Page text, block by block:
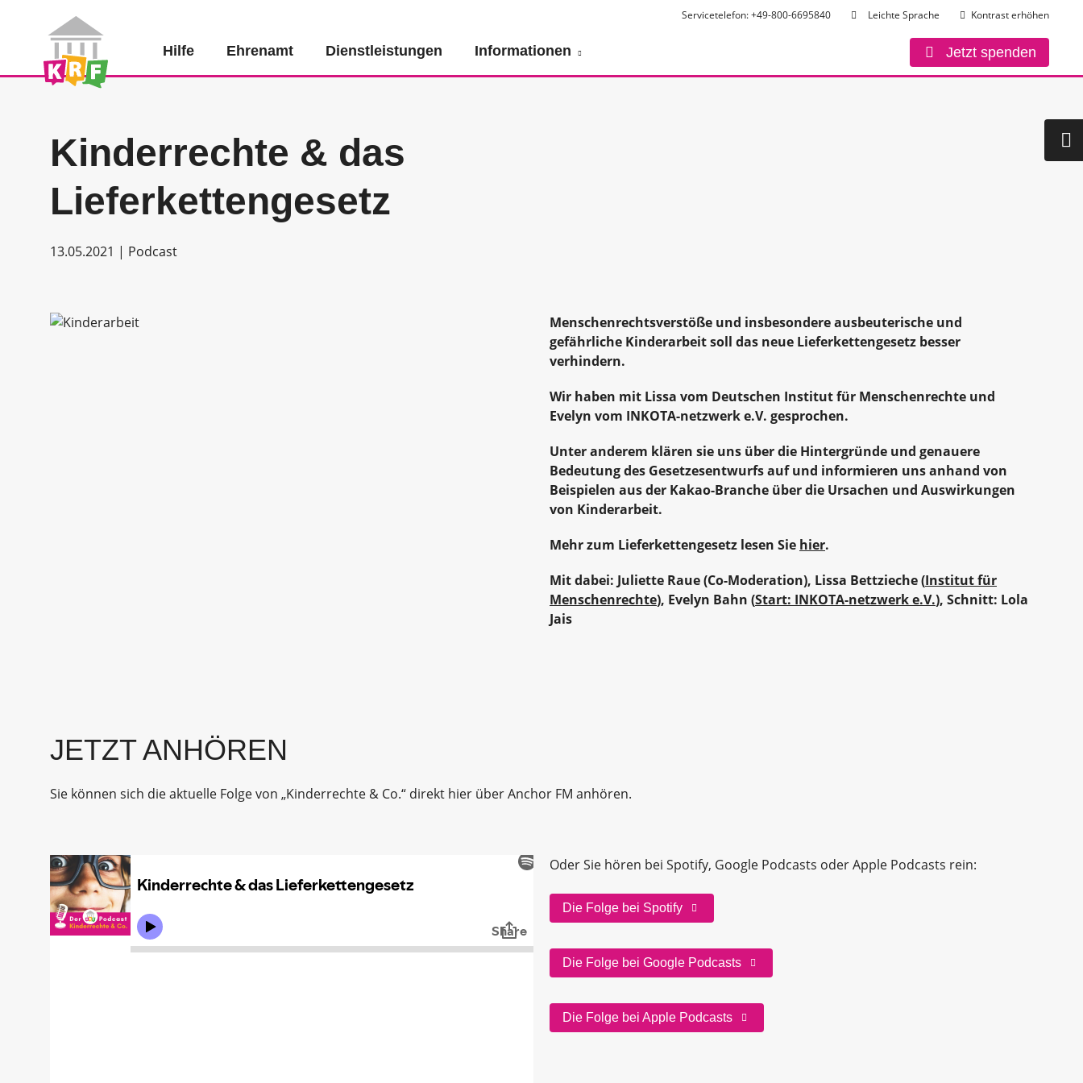
Servicetelefon: +49-800-6695840 Leichte Sprache Kontrast erhöhen
Hilfe Ehrenamt Dienstleistungen Informationen Jetzt spenden
Kinderrechte & das
Lieferkettengesetz
13.05.2021 | Podcast
Menschenrechtsverstöße und insbesondere ausbeuterische und
gefährliche Kinderarbeit soll das neue Lieferkettengesetz besser
verhindern.
Wir haben mit Lissa vom Deutschen Institut für Menschenrechte und
Evelyn vom INKOTA-netzwerk e.V. gesprochen.
Unter anderem klären sie uns über die Hintergründe und genauere
Bedeutung des Gesetzesentwurfs auf und informieren uns anhand von
Beispielen aus der Kakao-Branche über die Ursachen und Auswirkungen
von Kinderarbeit.
Mehr zum Lieferkettengesetz lesen Sie hier.
Mit dabei: Juliette Raue (Co-Moderation), Lissa Bettzieche (Institut für
Menschenrechte), Evelyn Bahn (Start: INKOTA-netzwerk e.V.), Schnitt: Lola
Jais
JETZT ANHÖREN
Sie können sich die aktuelle Folge von „Kinderrechte & Co.“ direkt hier über Anchor FM anhören.
Oder Sie hören bei Spotify, Google Podcasts oder Apple Podcasts rein:
Die Folge bei Spotify
Die Folge bei Google Podcasts
Die Folge bei Apple Podcasts